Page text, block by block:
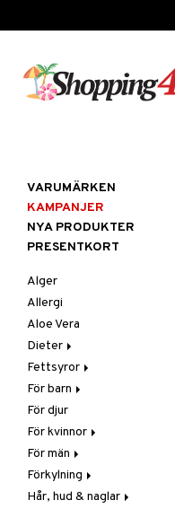
VARUMÄRKEN
KAMPANJER
NYA PRODUKTER
PRESENTKORT
Alger
Allergi
Aloe Vera
Dieter
Glutenintolerans
LCHF
Raw Food
Fettsyror
Marina fettsyror
Veg fettsyror
För barn
Fettsyror
Hudvård
Vitamin & mineral
För djur
För kvinnor
Graviditet & amning
Klimakterie & PMS
Näringstillskott
För män
Näringstillskott
Övriga
Förkylning
C-vitamin
Hår, hud & naglar